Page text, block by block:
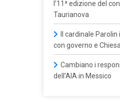
l’11ª edizione del
Taurianova
Il cardinale
con governo e Chiesa
Cambiano i
dell’AIA in Messico